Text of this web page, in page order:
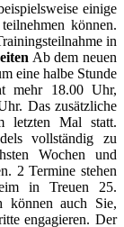
einige
können.
in
Ab dem neuen
eine halbe Stunde
mehr 18.00 Uhr,
Das zusätzliche
letzten Mal statt.
vollständig zu
Wochen und
2 Termine stehen
in Treuen 25.
können auch Sie,
engagieren. Der